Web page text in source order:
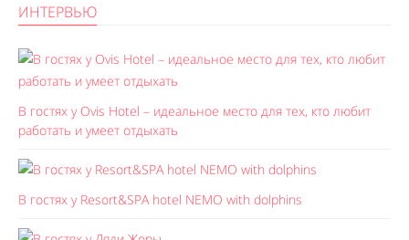
ИНТЕРВЬЮ
В гостях у Ovis Hotel – идеальное место для тех, кто любит
работать и умеет отдыхать
В гостях у Resort&SPA hotel NEMO with dolphins